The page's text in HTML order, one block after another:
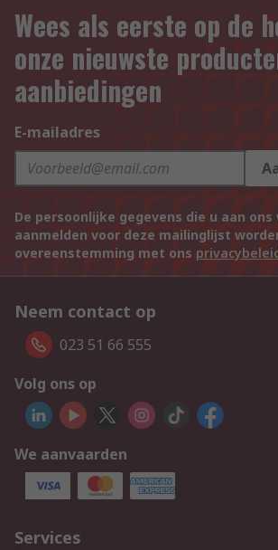
Wees als eerste op de
onze nieuwste
aanbiedingen
E-mailadres
De persoonlijke gegevens die u aan
aanmelden voor deze mailinglijst
overeenstemming met ons
Neem contact op
023 51 66 555
Volg ons op
We aanvaarden
Services